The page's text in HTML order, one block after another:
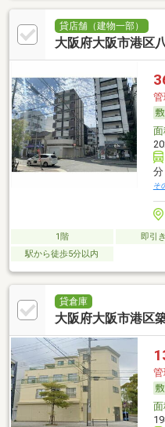
貸店舗（建物一部）
大阪府大阪市港区
管
分
そ
1階 即引
駅から徒歩5分以内
貸倉庫
大阪府大阪市港区